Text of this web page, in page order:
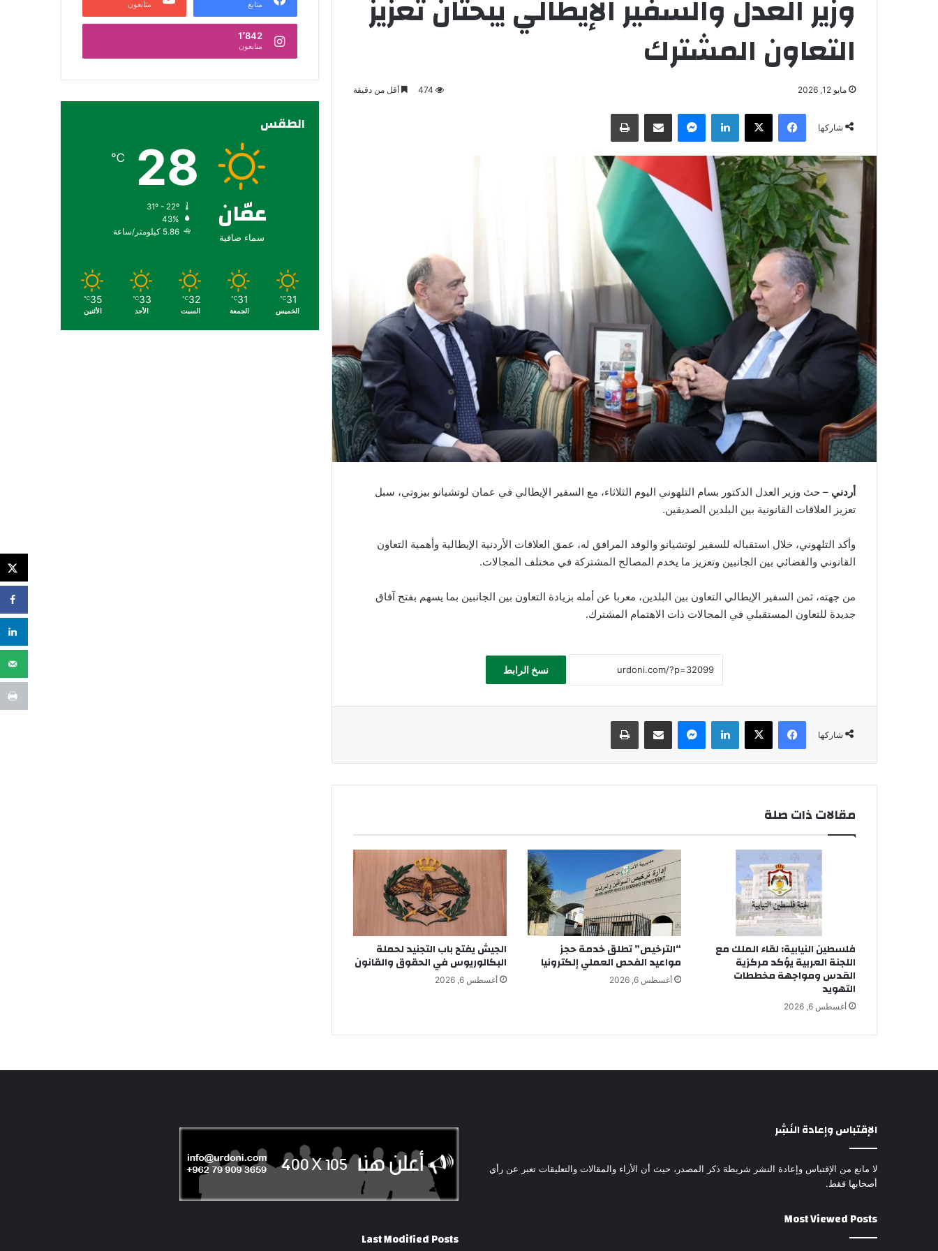
وزير العدل والسفير الإيطالي يبحثان تعزيز
التعاون المشترك
مايو 12, 2026 474 أقل من دقيقة
شاركها
فيسبوك لينكدإن
أردني – حث وزير العدل الدكتور بسام التلهوني اليوم الثلاثاء، مع السفير الإيطالي في عمان لوتشيانو بيزوتي، سبل
تعزيز العلاقات القانونية بين البلدين الصديقين.
وأكد التلهوني، خلال استقباله للسفير لوتشيانو والوفد المرافق له، عمق العلاقات الأردنية الإيطالية وأهمية التعاون
القانوني والقضائي بين الجانبين وتعزيز ما يخدم المصالح المشتركة في مختلف المجالات.
من جهته، ثمن السفير الإيطالي التعاون بين البلدين، معربا عن أمله بزيادة التعاون بين الجانبين بما يسهم بفتح آفاق
جديدة للتعاون المستقبلي في المجالات ذات الاهتمام المشترك.
نسخ الرابط
شاركها
فيسبوك لينكدإن
مقالات ذات صلة
فلسطين النيابية: لقاء الملك مع
اللجنة العربية يؤكد مركزية
القدس ومواجهة مخططات
التهويد
أغسطس 6, 2026
“الترخيص” تطلق خدمة حجز
مواعيد الفحص العملي إلكترونيا
أغسطس 6, 2026
الجيش يفتح باب التجنيد لحملة
البكالوريوس في الحقوق والقانون
أغسطس 6, 2026
متابع متابعون
1٬842
متابعون
الطقس
عمّان
سماء صافية
28
℃
43%
5.86 كيلومتر/ساعة
31
℃
الخميس
31
℃
الجمعة
32
℃
السبت
33
℃
الأحد
35
℃
الأثنين
الإقتباس وإعادة النَشِر
لا مانع من الإقتباس وإعادة النشر شريطة ذكر المصدر، حيث أن الأراء والمقالات والتعليقات تعبر عن رأي
أصحابها فقط.
Most Viewed Posts
Last Modified Posts